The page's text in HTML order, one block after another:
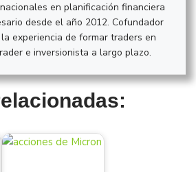
en planificación financiera
desde el año 2012. Cofundador
experiencia de formar traders en
e inversionista a largo plazo.